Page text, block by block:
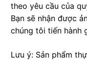
theo yêu cầu của
Bạn sẽ nhận được
chúng tôi tiến hành
Lưu ý: Sản phẩm